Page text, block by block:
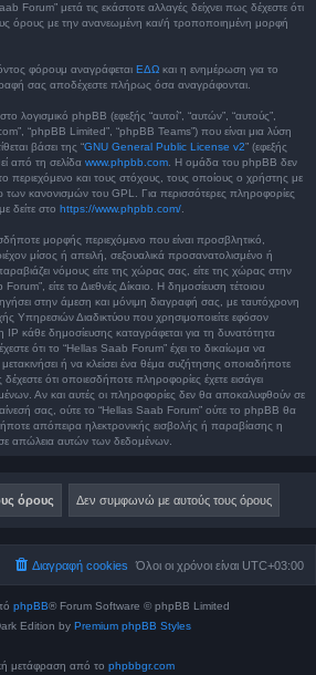
Forum” μετά τις εκάστοτε αλλαγές δείχνει πως δέχεστε ότι
όρους με την ανανεωμένη και/ή τροποποιημένη μορφή
φόρουμ αναγράφεται ΕΔΩ και η ενημέρωση για το
σας αποδέχεστε πλήρως όσα αναγράφονται.
λογισμικό phpBB (εφεξής “αυτοί”, “αυτών”, “αυτούς”,
“phpBB Limited”, “phpBB Teams”) που είναι μια λύση
βάσει της “GNU General Public License v2” (εφεξής
από τη σελίδα www.phpbb.com . Η ομάδα του phpBB δεν
περιεχόμενο και τους στόχους, τους οποίους ο χρήστης με
των κανονισμών του GPL. Για περισσότερες πληροφορίες
δείτε στο https://www.phpbb.com/
μορφής περιεχόμενο που είναι προσβλητικό,
μίσος ή απειλή, σεξουαλικά προσανατολισμένο ή
νόμους είτε της χώρας σας, είτε της χώρας στην
είτε το Διεθνές Δίκαιο. Η δημοσίευση τέτοιου
στην άμεση και μόνιμη διαγραφή σας, με ταυτόχρονη
Υπηρεσιών Διαδικτύου που χρησιμοποιείτε εφόσον
IP κάθε δημοσίευσης καταγράφεται για τη δυνατότητα
ότι το “Hellas Saab Forum” έχει το δικαίωμα να
ή να κλείσει ένα θέμα συζήτησης οποιαδήποτε
ότι οποιεσδήποτε πληροφορίες έχετε εισάγει
Αν και αυτές οι πληροφορίες δεν θα αποκαλυφθούν σε
σας, ούτε το “Hellas Saab Forum” ούτε το phpBB θα
απόπειρα ηλεκτρονικής εισβολής ή παραβίασης η
απώλεια αυτών των δεδομένων.
Όλοι οι χρόνοι είναι UTC+03:00
Διαγραφή cookies
phpBB® Forum Software © phpBB Limited
Edition by Premium phpBB Styles
μετάφραση από το phpbbgr.com